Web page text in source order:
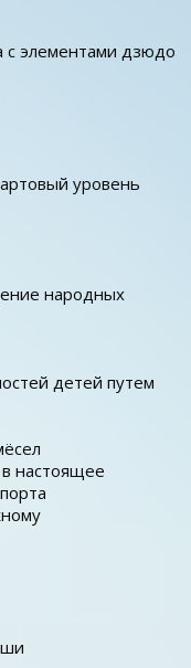
с элементами дзюдо
уровень
народных
детей путем
настоящее